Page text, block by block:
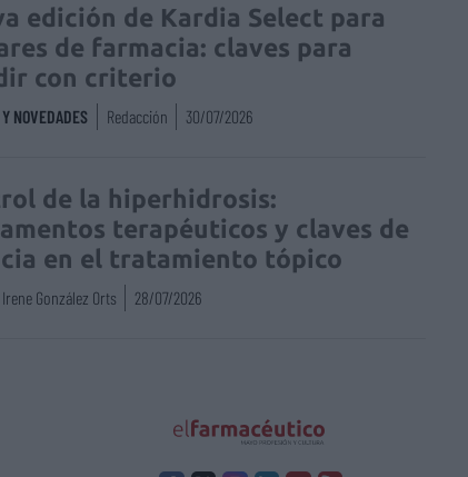
edición de Kardia Select para
de farmacia: claves para
con criterio
NOVEDADES Redacción 30/07/2026
de la hiperhidrosis:
terapéuticos y claves de
en el tratamiento tópico
Irene González Orts 28/07/2026